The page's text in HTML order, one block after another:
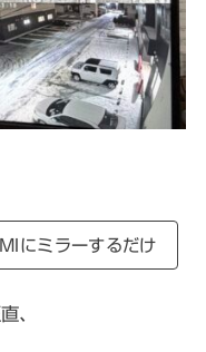
にミラーするだけ
、